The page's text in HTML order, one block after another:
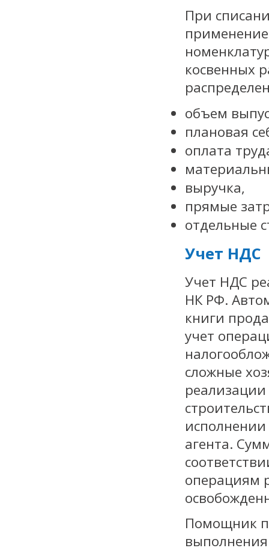
При
косвенных
объем
плановая
оплата
выручка,
прямые
отдельные
Учет НДС
Учет НДС
НК РФ.
книги
учет
сложные
исполнении
агента.
операциям
Помощник